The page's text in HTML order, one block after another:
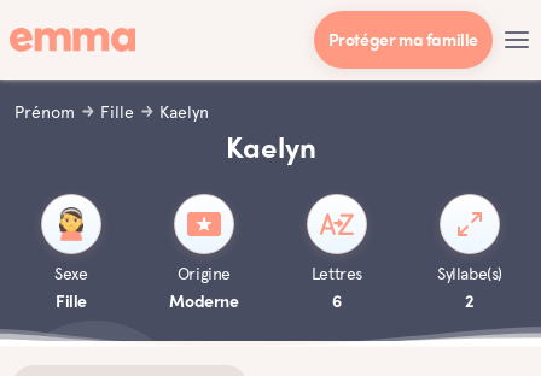
Protéger ma famille
Prénom Fille Kaelyn
Kaelyn
Sexe
Fille
Origine
Moderne
Lettres
6
Syllabe(s)
2